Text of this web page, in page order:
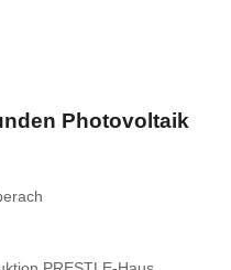
Photovoltaik